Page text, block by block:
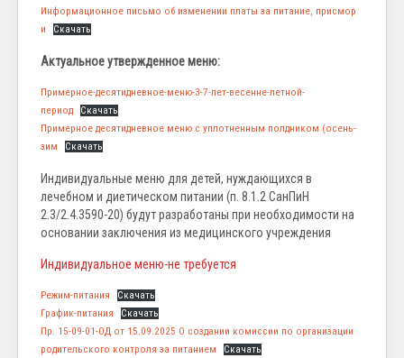
Информационное письмо об изменении платы за питание, присмор
и
Скачать
Актуальное утвержденное меню:
Примерное-десятидневное-меню-3-7-лет-весенне-летной-
период
Скачать
Примерное десятидневное меню с уплотненным полдником (осень-
зим
Скачать
Индивидуальные меню для детей, нуждающихся в
лечебном и диетическом питании (п. 8.1.2 СанПиН
2.3/2.4.3590-20) будут разработаны при необходимости на
основании заключения из медицинского учреждения
Индивидуальное меню-не требуется
Режим-питания
Скачать
График-питания
Скачать
Пр. 15-09-01-ОД от 15.09.2025 О создании комиссии по организации
родительского контроля за питанием
Скачать